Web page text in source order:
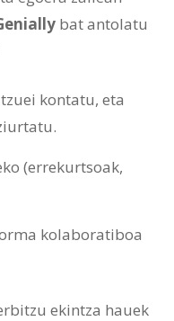
bat antolatu
kontatu, eta
(errekurtsoak,
kolaboratiboa
ekintza hauek